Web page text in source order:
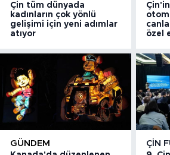
Çin tüm dünyada
kadınların çok yönlü
gelişimi için yeni adımlar
atıyor
özel
GÜNDEM ÇIN